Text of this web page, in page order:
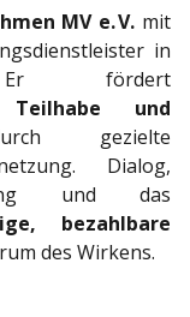
MV e. V. mit
in
Er fördert
Teilhabe und
gezielte
Dialog,
und das
bezahlbare
des Wirkens.